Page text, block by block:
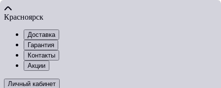
Красноярск
Доставка
Гарантия
Контакты
Акции
Личный кабинет